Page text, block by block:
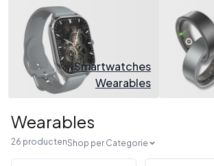
Smartwatches
Wearables
Wearables
26 productenShop per Categorie